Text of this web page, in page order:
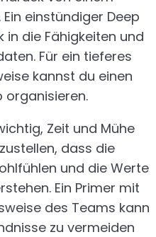
einstündiger Deep
in die Fähigkeiten und
Für ein tieferes
kannst du einen
organisieren.
Zeit und Mühe
dass die
und die Werte
Ein Primer mit
des Teams kann
zu vermeiden